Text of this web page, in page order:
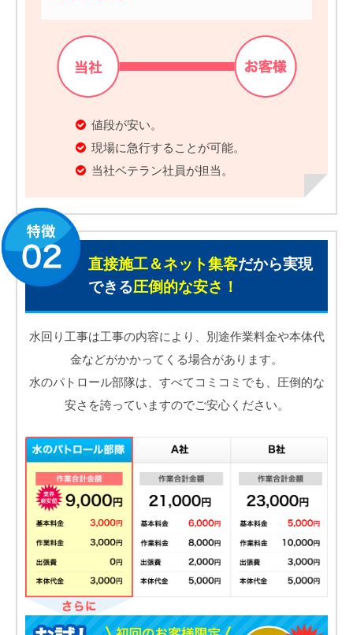
値段が安い。
現場に急行することが可能。
当社ベテラン社員が担当。
直接施工＆ネット集客だから実現
できる圧倒的な安さ！
水回り工事は工事の内容により、別途作業料金や本体代
金などがかかってくる場合があります。
水のパトロール部隊は、すべてコミコミでも、圧倒的な
安さを誇っていますのでご安心ください。